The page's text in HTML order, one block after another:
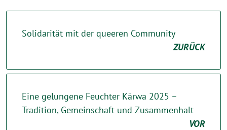
Solidarität mit der queeren Community
ZURÜCK
Eine gelungene Feuchter Kärwa 2025 –
Tradition, Gemeinschaft und Zusammenhalt
VOR